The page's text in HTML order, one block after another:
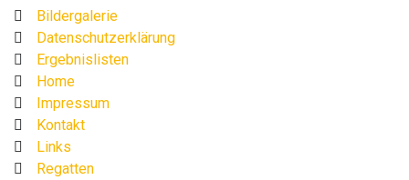
Bildergalerie
Datenschutzerklärung
Ergebnislisten
Home
Impressum
Kontakt
Links
Regatten